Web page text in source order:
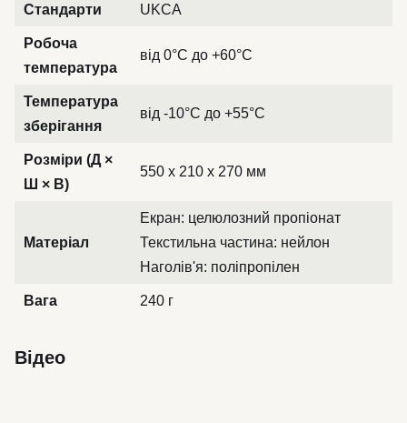
Стандарти UKCA
Робоча
температура
від 0°C до +60°C
Температура
зберігання
від -10°C до +55°C
Розміри (Д ×
Ш × В)
550 x 210 x 270 мм
Матеріал
Екран: целюлозний пропіонат
Текстильна частина: нейлон
Наголів'я: поліпропілен
Вага 240 г
Відео